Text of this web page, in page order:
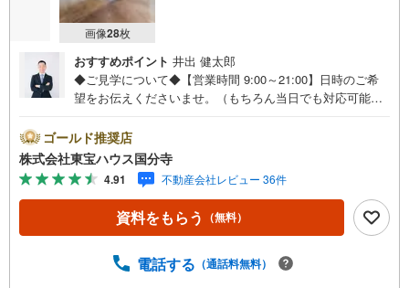
画像28枚
おすすめポイント 井出 健太郎
◆ご見学について◆【営業時間 9:00～21:00】日時のご希
望をお伝えくださいませ。（もちろん当日でも対応可能で
のご連絡をおすすめいたします。「室内・現地を見学す
る」ボタンよりご予約いただくと、スムーズにご案内可能
です。事前に鍵の手配や内覧準備が必要な場合がございま
すのでご了承ください。◆TOHO HOUSE CLUB◆弊社で売
買いただいたお客様はTOHO HOUSE CLUBにご加入いただ
けます。10～20、30年後のリフォーム、保険やローンの見
ご提供いたします。◆FPによるライフサポート◆専属ファ
ゴールド推奨店
株式会社東宝ハウス国分寺
4.91 不動産会社レビュー 36件
資料をもらう （無料）
電話する （通話料無料）